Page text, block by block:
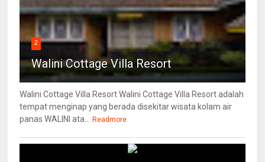
2
Walini Cottage Villa Resort
Walini Cottage Villa Resort Walini Cottage Villa Resort adalah
tempat menginap yang berada disekitar wisata kolam air
panas WALINI ata...
Readmore